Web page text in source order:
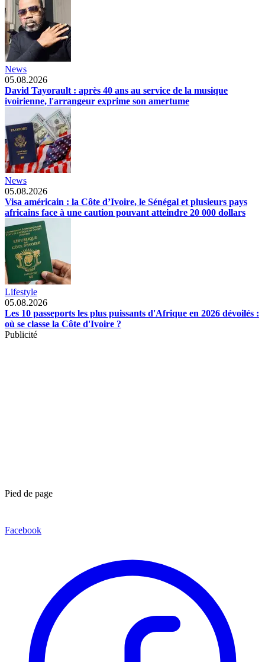
News
05.08.2026
David Tayorault : après 40 ans au service de la musique
ivoirienne, l'arrangeur exprime son amertume
News
05.08.2026
Visa américain : la Côte d’Ivoire, le Sénégal et plusieurs pays
africains face à une caution pouvant atteindre 20 000 dollars
Lifestyle
05.08.2026
Les 10 passeports les plus puissants d'Afrique en 2026 dévoilés :
où se classe la Côte d'Ivoire ?
Publicité
Pied de page
Facebook